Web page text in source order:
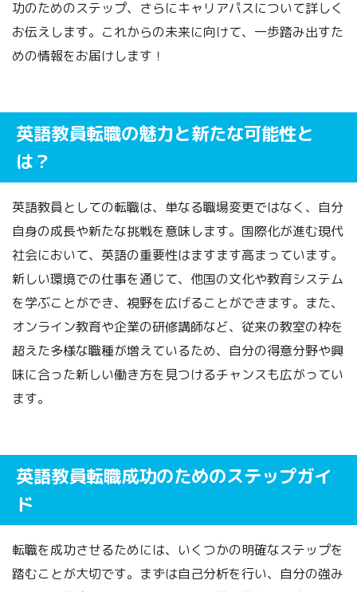
功のためのステップ、さらにキャリアパスについて詳しく
お伝えします。これからの未来に向けて、一歩踏み出すた
めの情報をお届けします！
英語教員転職の魅力と新たな可能性と
は？
英語教員としての転職は、単なる職場変更ではなく、自分
自身の成長や新たな挑戦を意味します。国際化が進む現代
社会において、英語の重要性はますます高まっています。
新しい環境での仕事を通じて、他国の文化や教育システム
を学ぶことができ、視野を広げることができます。また、
オンライン教育や企業の研修講師など、従来の教室の枠を
超えた多様な職種が増えているため、自分の得意分野や興
味に合った新しい働き方を見つけるチャンスも広がってい
ます。
英語教員転職成功のためのステップガイ
ド
転職を成功させるためには、いくつかの明確なステップを
踏むことが大切です。まずは自己分析を行い、自分の強み